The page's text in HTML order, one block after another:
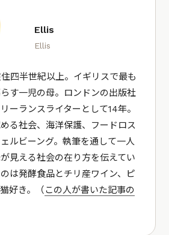
Ellis
Ellis
四半世紀以上。イギリスで最も
す一児の母。ロンドンの出版社
ーランスライターとして14年。
る社会、海洋保護、フードロス
ルビーング。執筆を通して一人
見える社会の在り方を伝えてい
は発酵食品とチリ産ワイン、ピ
好き。（ この人が書いた記事の